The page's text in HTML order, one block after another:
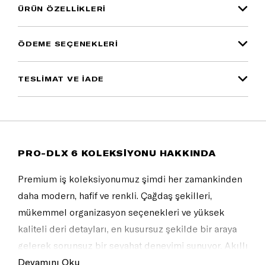
ÜRÜN ÖZELLIKLERI
ÖDEME SEÇENEKLERI
TESLİMAT VE İADE
PRO-DLX 6 KOLEKSİYONU HAKKINDA
Premium iş koleksiyonumuz şimdi her zamankinden
daha modern, hafif ve renkli. Çağdaş şekilleri,
mükemmel organizasyon seçenekleri ve yüksek
kaliteli deri detayları, en kusursuz şekilde bir araya
gelerek sorunsuz bir seyahat deneyimi sunuyor. Akıllı
sırt çantalarından şık valizlere ve uyumlu cüzdanlara
Devamını Oku